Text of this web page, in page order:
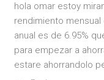
hola omar estoy
rendimiento
anual es de 6.95%
para empezar a
estare ahorrandolo